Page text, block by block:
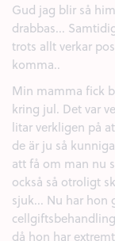
Gud jag blir så
drabbas...
trots allt verkar
komma..
Min mamma fick
kring jul. Det var
litar verkligen på
de är ju så
att få om man nu
också så otroligt
sjuk... Nu har hon
då hon har